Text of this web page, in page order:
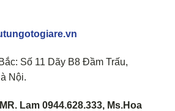
Số 11 Dãy B8 Đầm Trấu,
Nội.
Lam 0944.628.333, Ms.Hoa